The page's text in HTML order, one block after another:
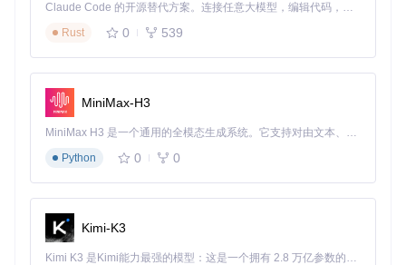
通勤路上的音乐伴侣
在早晚通勤时段，Phonograph Plus的智能播放列表和随机播
放功能能够根据你的音乐偏好自动生成个性化歌单，配合Andr
oid Auto支持，让驾驶途中的音乐控制既安全又便捷。
学习与工作的背景音
对于需要专注的学习或工作场景，应用的定时关闭功能和低音
量模式可以提供恰到好处的背景音乐支持。倍数播放功能则能
帮助用户高效聆听有声内容，提升信息获取速度。
图3：应用默认艺术家图标，采用简约喇叭造型设计
音乐收藏管理
Claude Code 的开源替代方案。连接任意大模型，编辑代码，运行命令，自动验证 — 全自动执行。用 Rust 构建，极致性能。 ｜ An open-source alternative to Claude Code. Connect any LLM, edit code, run commands, and verify changes — autonomously. Built in Rust for speed. Get Started
Rust
0 539
MiniMax-H3
MiniMax H3 是一个通用的全模态生成系统。它支持对由文本、图像、视频和音频组成的多模态上下文进行统一理解，并能生成分辨率高达 2K、时长可达 15 秒的带原生立体声音频的视频。得益于面向任务泛化的系统设计，H3 在预训练阶段就已具备广泛的多模态上下文理解与生成能力，能够出色地执行复杂的多模态指令。
Python
0 0
Kimi-K3
Kimi K3 是Kimi能力最强的模型：这是一个拥有 2.8 万亿参数的混合专家（MoE）模型，具备原生视觉理解能力，并支持 100 万 token 的上下文窗口。